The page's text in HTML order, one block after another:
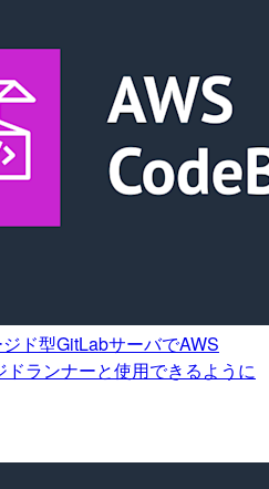
ド型GitLabサーバでAWS
ランナーと使用できるように